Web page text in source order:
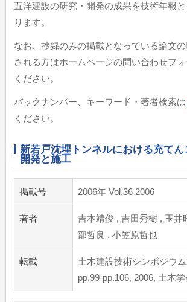
五洋建設の研究・開発の成果を技術年報
ります。
なお、抄録のみの掲載となっている論文
される方はホームページの問い合わせフ
ください。
バックナンバー、キーワード・著者検索は
ください。
新若戸沈埋トンネルにおける充て
開発と施工
掲載号 2006年 Vol.36 2006
著者
吉本靖俊 , 吉田秀樹 , 玉井
部哲良 , 小笠原哲也
転載
土木建設技術シンポジウ
pp.99-pp.106, 2006, 土木学